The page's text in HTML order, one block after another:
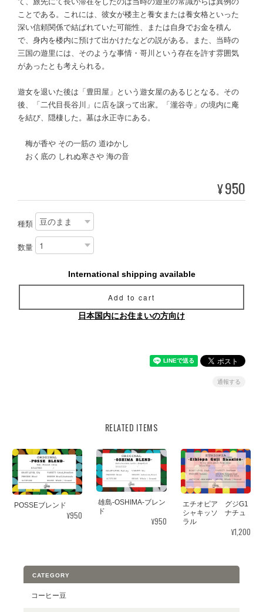
ことである。これには、彼女が楼主と養女または養女格といった
深い信頼関係で結ばれていた可能性、または自身でお金を積ん
で、身内を楼内に預けて出かけたなどの説がある。また、当時の
三国の遊里には、そのような事情・哥川という存在を許す雰囲気
があったとも考えられる。
遊女を退いた後は「豊田屋」という遊女屋のあるじとなる。その
後、「二代目長谷川」に店を譲って出家。「瀧谷寺」の境内に庵
を結び、隠棲した。墓は永正寺にある。
梅が香や その一筋の 道ゆかし
おく底の しれぬ寒さや 海の音
¥950
種類
数量
International shipping available
Add to cart
日本国内にお住まいの方向け
通報する
RELATED ITEMS
POSSEブレンド
¥950
雄島-OSHIMA-ブレン
ド
¥950
エチオピア グジG1
シャキッソ ナチュ
ラル
¥1,200
CATEGORY
コーヒー豆